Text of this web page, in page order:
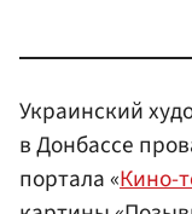
Украинский
в Донбассе
портала «Кино-